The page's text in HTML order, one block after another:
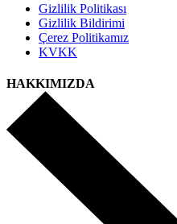
Gizlilik Politikası
Gizlilik Bildirimi
Çerez Politikamız
KVKK
HAKKIMIZDA